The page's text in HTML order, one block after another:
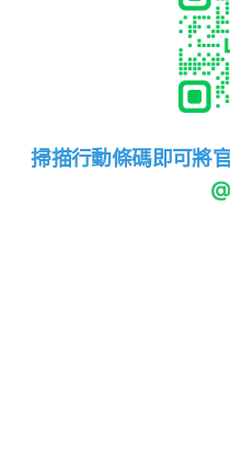
掃描行動條碼即可將